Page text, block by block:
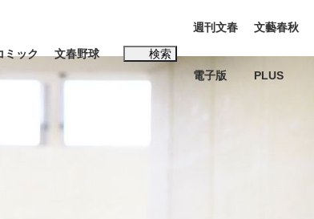
ミック 文春野球 検索
週刊文春
電子版
文藝春秋
PLUS